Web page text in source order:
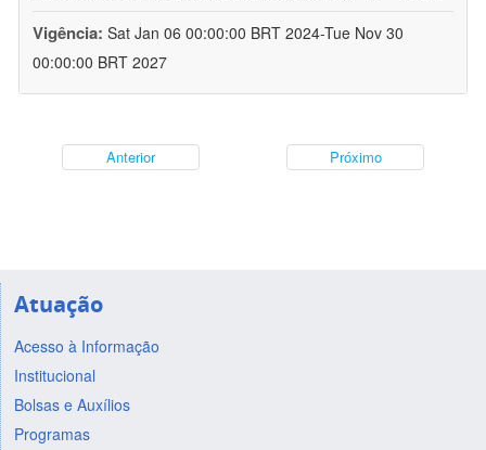
Vigência: Sat Jan 06 00:00:00 BRT 2024-Tue Nov 30
00:00:00 BRT 2027
Anterior Próximo
Atuação
Acesso à Informação
Institucional
Bolsas e Auxílios
Programas